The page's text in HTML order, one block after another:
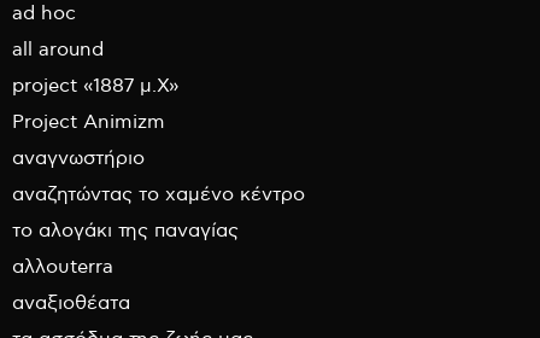
ad hoc
all around
project «1887 μ.Χ»
Project Animizm
αναγνωστήριο
αναζητώντας το χαμένο κέντρο
το αλογάκι της παναγίας
αλλουterra
αναξιοθέατα